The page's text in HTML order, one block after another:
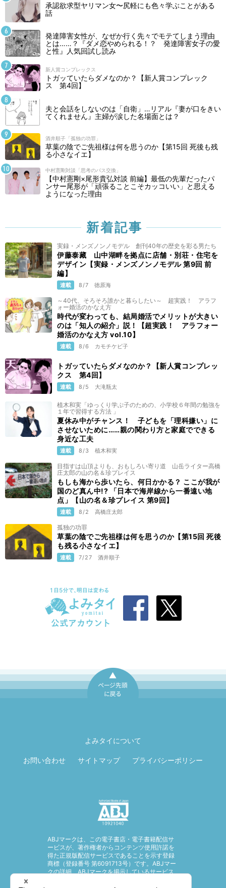
承認欲求型ヤリマン女〜尻軽にも色々学ぶことがある
話
発達障害女性が、なぜか行く先々でモテてしまう理由
とは……？『ダメ恋やめられる！？ 発達障害女子の愛
と性』人気回試し読み
新人賞コンプレックス
トガッていたらダメなのか？【新人賞コンプレック
ス 第4回】
夫と会話をしないのは「自衛」…リアル『妻が口をきい
てくれません』主婦が涙した名場面とは？
酒井順子「孤独の功罪」
草葉の陰でご先祖様は何を思うのか【第15回 死後も残
る小さなイエ】
中村憲剛対談「思考のパス交換」
【中村憲剛×尾形貴弘対談 前編】最低の先輩だったパ
ンサー尾形が「頑張ることこそカッコいい」と思える
ようになった理由
新着記事
実録・メンズノンノモデル 創刊40年の歴史を彩る男たち
伊藤泰藏 山中湖畔を拠点に店舗・別荘・住宅を
デザイン【実録・メンズノンノモデル 第9回 前
編】
連載 8/7 徳原海
～40代、そろそろ誰かと暮らしたい～ 超実践！ アラフ
ォー婚活のかなえ方
時代が変わっても、結局婚活でメリットが大きい
のは「知人の紹介」説！【超実践！ アラフォー
婚活のかなえ方 vol.10】
連載 8/6 カモチケビ子
トガッていたらダメなのか？【新人賞コンプレッ
クス 第4回】
連載 8/5 大滝瓶太
植木和実「ゆっくり学ぶ子のための、小学校６年間の勉強を
１年で習得する方法 」
夏休み中がチャンス！ 子どもを「理科嫌い」に
させないために……親の関わり方と家庭でできる
身近な工夫
連載 8/3 植木和実
目指すは山頂よりも、おもしろい寄り道 山岳ライター高橋
庄太郎の山の名＆珍プレイス
もしも海から歩いたら、何日かかる？ ここが我が
国のど真ん中!? 「日本で海岸線から一番遠い地
点」【山の名＆珍プレイス 第9回】
連載 8/2 高橋庄太郎
孤独の功罪
草葉の陰でご先祖様は何を思うのか【第15回 死後
も残る小さなイエ】
連載 7/27 酒井順子
よみタイについて
お問い合わせ サイトマップ プライバシーポリシー
ABJマークは、この電子書店・電子書籍配信サ
ービスが、著作権者からコンテンツ使用許諾を
得た正規版配信サービスであることを示す登録
商標（登録番号 第6091713号）です。ABJマー
クの詳細、ABJマークを掲示しているサービス